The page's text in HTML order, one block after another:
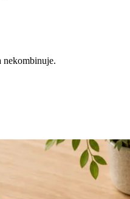
nekombinuje.